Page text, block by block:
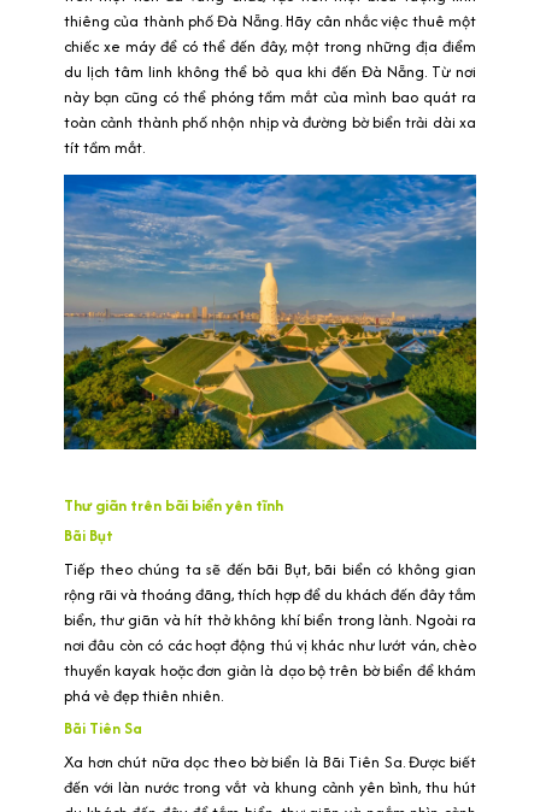
thiêng của thành phố Đà Nẵng. Hãy cân nhắc việc thuê một
chiếc xe máy để có thể đến đây, một trong những địa điểm
du lịch tâm linh không thể bỏ qua khi đến Đà Nẵng. Từ nơi
này bạn cũng có thể phóng tầm mắt của mình bao quát ra
toàn cảnh thành phố nhộn nhịp và đường bờ biển trải dài xa
tít tầm mắt.
Thư giãn trên bãi biển yên tĩnh
Bãi Bụt
Tiếp theo chúng ta sẽ đến bãi Bụt, bãi biển có không gian
rộng rãi và thoáng đãng, thích hợp để du khách đến đây tắm
biển, thư giãn và hít thở không khí biển trong lành. Ngoài ra
nơi đâu còn có các hoạt động thú vị khác như lướt ván, chèo
thuyền kayak hoặc đơn giản là dạo bộ trên bờ biển để khám
phá vẻ đẹp thiên nhiên.
Bãi Tiên Sa
Xa hơn chút nữa dọc theo bờ biển là Bãi Tiên Sa. Được biết
đến với làn nước trong vắt và khung cảnh yên bình, thu hút